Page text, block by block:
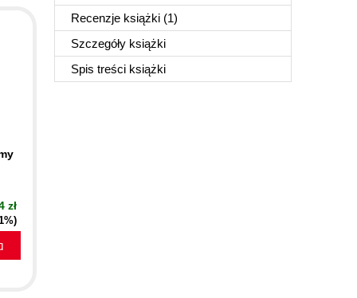
Recenzje książki (1)
Szczegóły książki
Spis treści książki
zł